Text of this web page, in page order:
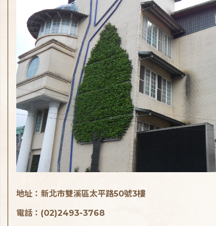
地址：新北市雙溪區太平路50號3樓
電話：(02)2493-3768